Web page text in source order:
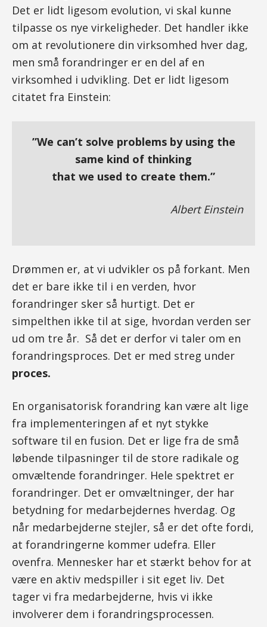
Det er lidt ligesom evolution, vi skal kunne
tilpasse os nye virkeligheder. Det handler ikke
om at revolutionere din virksomhed hver dag,
men små forandringer er en del af en
virksomhed i udvikling. Det er lidt ligesom
citatet fra Einstein:
”We can’t solve problems by using the
same kind of thinking
that we used to create them.”
Albert Einstein
Drømmen er, at vi udvikler os på forkant. Men
det er bare ikke til i en verden, hvor
forandringer sker så hurtigt. Det er
simpelthen ikke til at sige, hvordan verden ser
ud om tre år. Så det er derfor vi taler om en
forandringsproces. Det er med streg under
proces.
En organisatorisk forandring kan være alt lige
fra implementeringen af et nyt stykke
software til en fusion. Det er lige fra de små
løbende tilpasninger til de store radikale og
omvæltende forandringer. Hele spektret er
forandringer. Det er omvæltninger, der har
betydning for medarbejdernes hverdag. Og
når medarbejderne stejler, så er det ofte fordi,
at forandringerne kommer udefra. Eller
ovenfra. Mennesker har et stærkt behov for at
være en aktiv medspiller i sit eget liv. Det
tager vi fra medarbejderne, hvis vi ikke
involverer dem i forandringsprocessen.